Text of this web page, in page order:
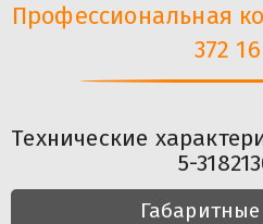
Профессиональная
372
Технические
5-